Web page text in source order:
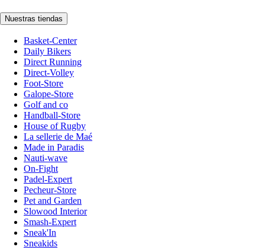
Nuestras tiendas
Basket-Center
Daily Bikers
Direct Running
Direct-Volley
Foot-Store
Galope-Store
Golf and co
Handball-Store
House of Rugby
La sellerie de Maé
Made in Paradis
Nauti-wave
On-Fight
Padel-Expert
Pecheur-Store
Pet and Garden
Slowood Interior
Smash-Expert
Sneak'In
Sneakids